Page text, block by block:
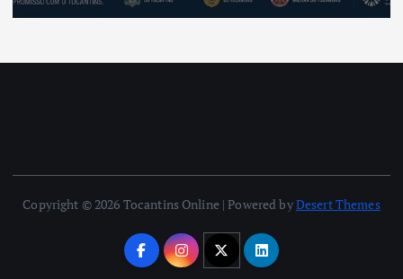
Copyright © 2026 Tocantins Online | Powered byDesert Themes